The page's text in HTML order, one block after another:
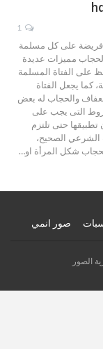
فريضة على كل مسلمة
مميزات عديدة
على الفتاة المسلمة
كما يجعل الفتاة
والحجاب له بعض
التى يجب على
تطبيقها حتى تلتزم
الشرعي الصحيح،
شكل المرأة او…
صور انمي